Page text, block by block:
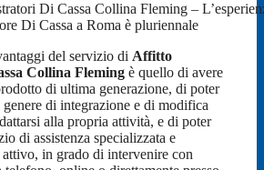
Di Cassa Collina Fleming –
Di Cassa a Roma è pluriennale
del servizio di Affitto
Collina Fleming è quello di avere
di ultima generazione, di poter
di integrazione e di modifica
alla propria attività, e di poter
di assistenza specializzata e
attivo, in grado di intervenire con